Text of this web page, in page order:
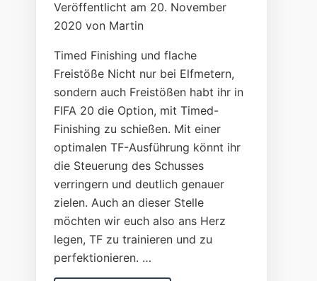
Veröffentlicht am 20. November
2020 von Martin
Timed Finishing und flache
Freistöße Nicht nur bei Elfmetern,
sondern auch Freistößen habt ihr in
FIFA 20 die Option, mit Timed-
Finishing zu schießen. Mit einer
optimalen TF-Ausführung könnt ihr
die Steuerung des Schusses
verringern und deutlich genauer
zielen. Auch an dieser Stelle
möchten wir euch also ans Herz
legen, TF zu trainieren und zu
perfektionieren. …